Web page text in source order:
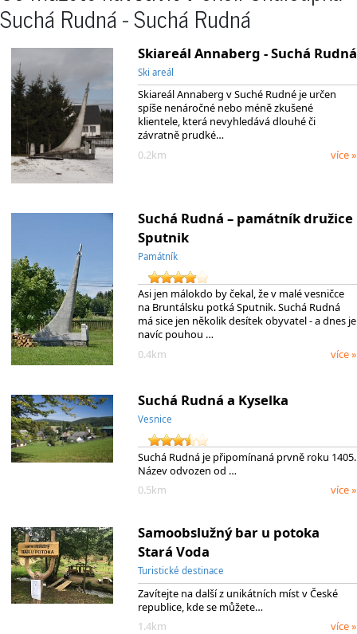
Suchá Rudná - Suchá Rudná
Skiareál Annaberg - Suchá Rudná
Ski areál
Skiareál Annaberg v Suché Rudné je určen
spíše nenáročné nebo méně zkušené
klientele, která nevyhledává dlouhé či
závratně prudké…
0.2km
více »
Suchá Rudná – památník družice
Sputnik
Památník
Asi jen málokdo by čekal, že v malé vesničce
na Bruntálsku potká Sputnik. Suchá Rudná
má sice jen několik desítek obyvatel - a dnes je
navíc pouhou …
0.4km
více »
Suchá Rudná a Kyselka
Vesnice
Suchá Rudná je připomínaná prvně roku 1405.
Název odvozen od …
0.5km
více »
Samoobslužný bar u potoka
Stará Voda
Turistické destinace
Zavítejte na další z unikátních míst v České
republice, kde se můžete…
1.4km
více »